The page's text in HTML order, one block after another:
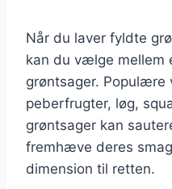
Når du laver fyldte
kan du vælge mellem
grøntsager. Populære
peberfrugter, løg,
grøntsager kan
fremhæve deres
dimension til retten.